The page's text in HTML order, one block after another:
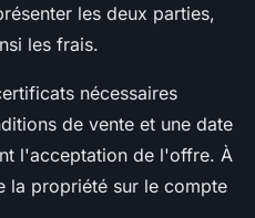
les deux parties,
les frais.
nécessaires
de vente et une date
l'acceptation de l'offre. À
la propriété sur le compte